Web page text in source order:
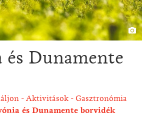
és Dunamente
Aktivitások
Gasztronómia
és Dunamente borvidék